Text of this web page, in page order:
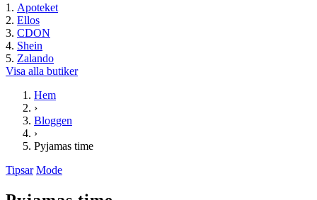
Apoteket
Ellos
CDON
Shein
Zalando
Visa alla butiker
Hem
›
Bloggen
›
Pyjamas time
Tipsar Mode